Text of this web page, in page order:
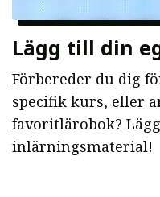
Lägg till din
Förbereder du dig
specifik kurs, eller
favoritlärobok?
inlärningsmaterial!